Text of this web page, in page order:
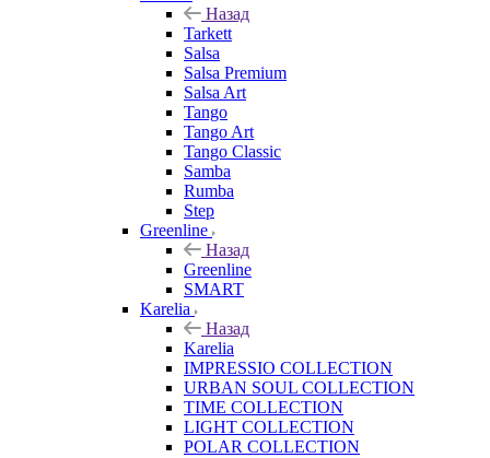
Назад
Tarkett
Salsa
Salsa Premium
Salsa Art
Tango
Tango Art
Tango Classic
Samba
Rumba
Step
Greenline
Назад
Greenline
SMART
Karelia
Назад
Karelia
IMPRESSIO COLLECTION
URBAN SOUL COLLECTION
TIME COLLECTION
LIGHT COLLECTION
POLAR COLLECTION